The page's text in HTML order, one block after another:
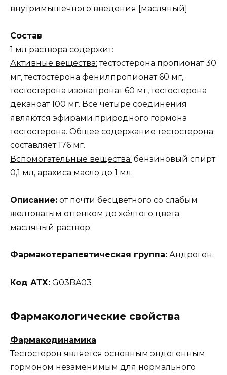
внутримышечного введения [масляный]
Состав
1 мл раствора содержит:
Активные вещества: тестостерона пропионат 30
мг, тестостерона фенилпропионат 60 мг,
тестостерона изокапронат 60 мг, тестостерона
деканоат 100 мг. Все четыре соединения
являются эфирами природного гормона
тестостерона. Общее содержание тестостерона
составляет 176 мг.
Вспомогательные вещества: бензиновый спирт
0,1 мл, арахиса масло до 1 мл.
Описание: от почти бесцветного со слабым
желтоватым оттенком до жёлтого цвета
масляный раствор.
Фармакотерапевтическая группа: Андроген.
Код АТХ: G03BA03
Фармакологические свойства
Фармакодинамика
Тестостерон является основным эндогенным
гормоном незаменимым для нормального